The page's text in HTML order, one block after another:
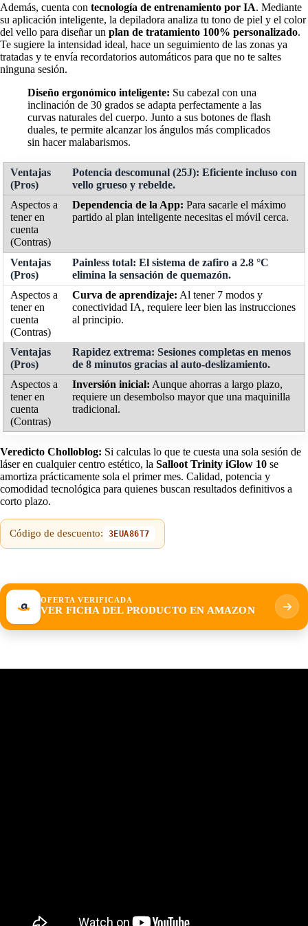
Además, cuenta con tecnología de entrenamiento por IA. Mediante
su aplicación inteligente, la depiladora analiza tu tono de piel y el color
del vello para diseñar un plan de tratamiento 100% personalizado.
Te sugiere la intensidad ideal, hace un seguimiento de las zonas ya
tratadas y te envía recordatorios automáticos para que no te saltes
ninguna sesión.
Diseño ergonómico inteligente: Su cabezal con una
inclinación de 30 grados se adapta perfectamente a las
curvas naturales del cuerpo. Junto a sus botones de flash
duales, te permite alcanzar los ángulos más complicados
sin hacer malabarismos.
Potencia descomunal (25J): Eficiente incluso con
vello grueso y rebelde.
Dependencia de la App: Para sacarle el máximo
partido al plan inteligente necesitas el móvil cerca.
Painless total: El sistema de zafiro a 2.8 °C
elimina la sensación de quemazón.
Curva de aprendizaje: Al tener 7 modos y
conectividad IA, requiere leer bien las instrucciones
al principio.
Rapidez extrema: Sesiones completas en menos
de 8 minutos gracias al auto-deslizamiento.
Inversión inicial: Aunque ahorras a largo plazo,
requiere un desembolso mayor que una maquinilla
tradicional.
Veredicto Cholloblog: Si calculas lo que te cuesta una sola sesión de
láser en cualquier centro estético, la Salloot Trinity iGlow 10 se
amortiza prácticamente sola el primer mes. Calidad, potencia y
comodidad tecnológica para quienes buscan resultados definitivos a
corto plazo.
Código de descuento: 3EUA86T7
OFERTA VERIFICADA
VER FICHA DEL PRODUCTO EN AMAZON